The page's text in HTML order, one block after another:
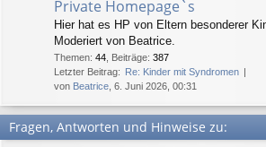
Private Homepage`s
Hier hat es HP von Eltern besonderer
Moderiert von Beatrice.
Themen: 44 Beiträge: 387
Letzter Beitrag: Re: Kinder mit Syndromen
von Beatrice , 6. Juni 2026, 00:31
Fragen, Antworten und Hinweise zu: